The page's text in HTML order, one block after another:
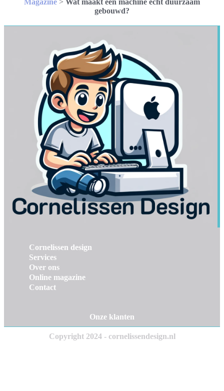
Magazine > Wat maakt een machine écht duurzaam
gebouwd?
Cornelissen design
Services
Over ons
Online magazine
Contact
Onze klanten
Copyright 2024 - cornelissendesign.nl